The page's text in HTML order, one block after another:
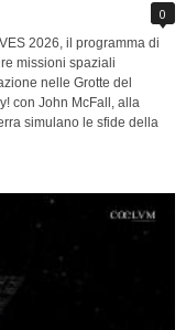
0
2026, il programma di
missioni spaziali
nelle Grotte del
con John McFall, alla
simulano le sfide della